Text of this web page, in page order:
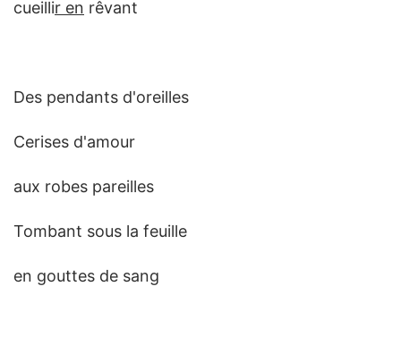
cueillir en rêvant
Des pendants d'oreilles
Cerises d'amour
aux robes pareilles
Tombant sous la feuille
en gouttes de sang